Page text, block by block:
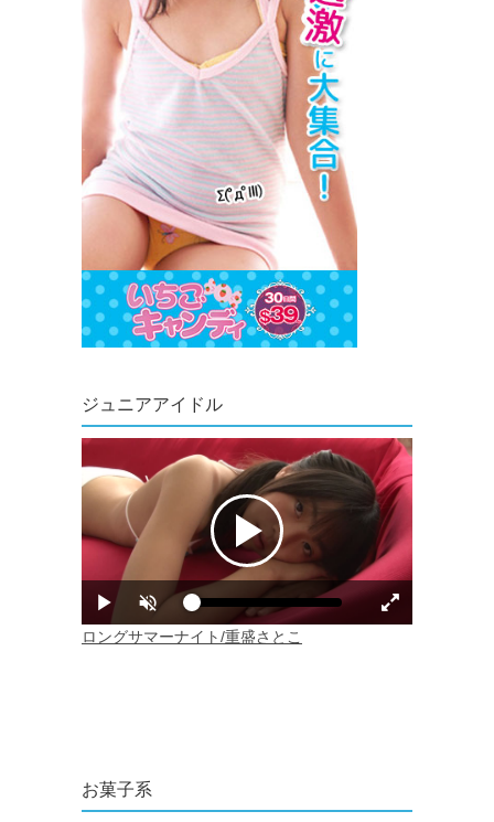
ジュニアアイドル
お菓子系